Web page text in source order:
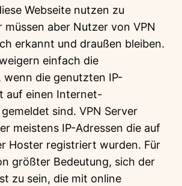
Webseite nutzen zu
müssen aber Nutzer von VPN
erkannt und draußen bleiben.
einfach die
wenn die genutzten IP-
auf einen Internet-
sind. VPN Server
meistens IP-Adressen die auf
Hoster registriert wurden. Für
größter Bedeutung, sich der
zu sein, die mit online